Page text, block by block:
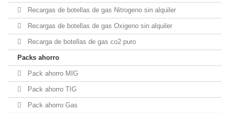
Recargas de botellas de gas Nitrogeno sin alquiler
Recargas de botellas de gas Oxigeno sin alquiler
Recarga de botellas de gas co2 puro
Packs ahorro
Pack ahorro MIG
Pack ahorro TIG
Pack ahorro Gas